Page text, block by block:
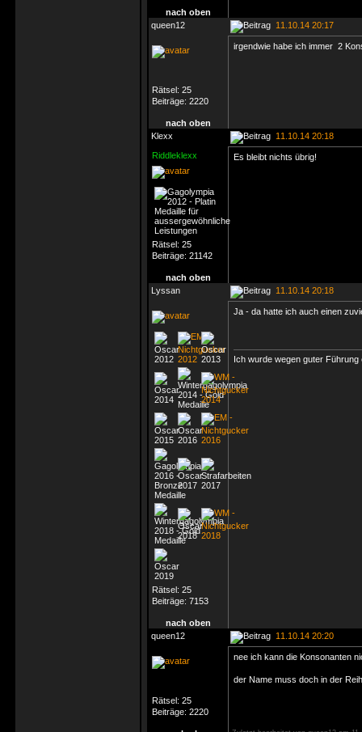
nach oben
queen12
11.10.14 20:17
Rätsel: 25
Beiträge: 2220
irgendwie habe ich immer 2
nach oben
Klexx
11.10.14 20:18
Riddleklexx
Rätsel: 25
Beiträge: 21142
Es bleibt nichts übrig!
nach oben
Lyssan
11.10.14 20:18
Rätsel: 25
Beiträge: 7153
Ja - da hatte ich auch einen
Ich wurde wegen guter
nach oben
queen12
11.10.14 20:20
Rätsel: 25
Beiträge: 2220
nee ich kann die Konsonanten
der Name muss doch in der